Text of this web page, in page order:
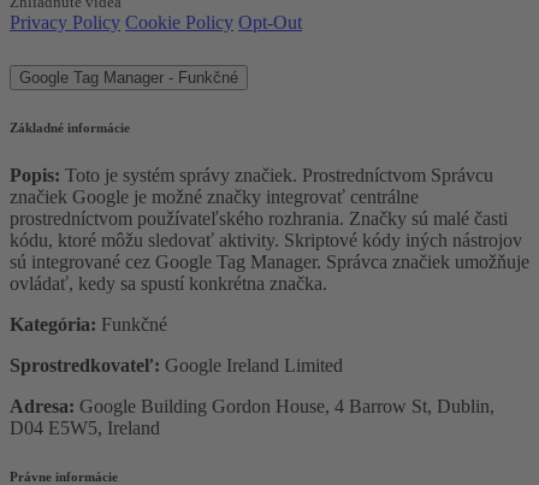
Privacy Policy Cookie Policy Opt-Out
Google Tag Manager - Funkčné
Základné informácie
Popis: Toto je systém správy značiek. Prostredníctvom Správcu
značiek Google je možné značky integrovať centrálne
prostredníctvom používateľského rozhrania. Značky sú malé časti
kódu, ktoré môžu sledovať aktivity. Skriptové kódy iných nástrojov
sú integrované cez Google Tag Manager. Správca značiek umožňuje
ovládať, kedy sa spustí konkrétna značka.
Kategória: Funkčné
Sprostredkovateľ: Google Ireland Limited
Adresa: Google Building Gordon House, 4 Barrow St, Dublin,
D04 E5W5, Ireland
Právne informácie